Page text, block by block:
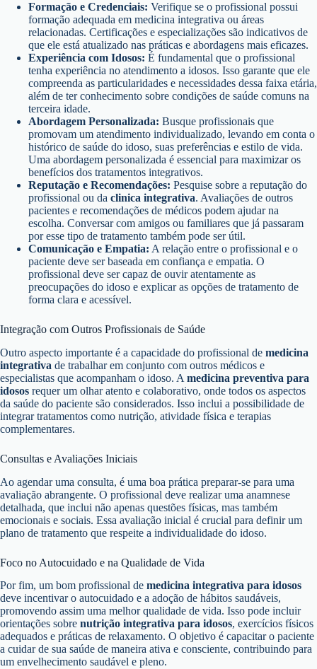
Formação e Credenciais: Verifique se o profissional possui
formação adequada em medicina integrativa ou áreas
relacionadas. Certificações e especializações são indicativos de
que ele está atualizado nas práticas e abordagens mais eficazes.
Experiência com Idosos: É fundamental que o profissional
tenha experiência no atendimento a idosos. Isso garante que ele
compreenda as particularidades e necessidades dessa faixa etária,
além de ter conhecimento sobre condições de saúde comuns na
terceira idade.
Abordagem Personalizada: Busque profissionais que
promovam um atendimento individualizado, levando em conta o
histórico de saúde do idoso, suas preferências e estilo de vida.
Uma abordagem personalizada é essencial para maximizar os
benefícios dos tratamentos integrativos.
Reputação e Recomendações: Pesquise sobre a reputação do
profissional ou da clinica integrativa. Avaliações de outros
pacientes e recomendações de médicos podem ajudar na
escolha. Conversar com amigos ou familiares que já passaram
por esse tipo de tratamento também pode ser útil.
Comunicação e Empatia: A relação entre o profissional e o
paciente deve ser baseada em confiança e empatia. O
profissional deve ser capaz de ouvir atentamente as
preocupações do idoso e explicar as opções de tratamento de
forma clara e acessível.
Integração com Outros Profissionais de Saúde
Outro aspecto importante é a capacidade do profissional de medicina
integrativa de trabalhar em conjunto com outros médicos e
especialistas que acompanham o idoso. A medicina preventiva para
idosos requer um olhar atento e colaborativo, onde todos os aspectos
da saúde do paciente são considerados. Isso inclui a possibilidade de
integrar tratamentos como nutrição, atividade física e terapias
complementares.
Consultas e Avaliações Iniciais
Ao agendar uma consulta, é uma boa prática preparar-se para uma
avaliação abrangente. O profissional deve realizar uma anamnese
detalhada, que inclui não apenas questões físicas, mas também
emocionais e sociais. Essa avaliação inicial é crucial para definir um
plano de tratamento que respeite a individualidade do idoso.
Foco no Autocuidado e na Qualidade de Vida
Por fim, um bom profissional de medicina integrativa para idosos
deve incentivar o autocuidado e a adoção de hábitos saudáveis,
promovendo assim uma melhor qualidade de vida. Isso pode incluir
orientações sobre nutrição integrativa para idosos, exercícios físicos
adequados e práticas de relaxamento. O objetivo é capacitar o paciente
a cuidar de sua saúde de maneira ativa e consciente, contribuindo para
um envelhecimento saudável e pleno.